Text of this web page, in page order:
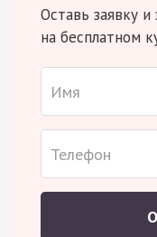
Оставь заявку
на бесплатном